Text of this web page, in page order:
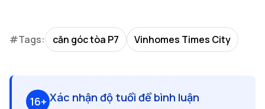
#Tags: căn góc tòa P7 Vinhomes Times City
16+ Xác nhận độ tuổi để bình luận